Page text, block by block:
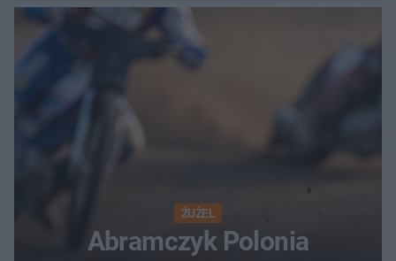
ostatnią porażkę?
ŻUŻEL
Abramczyk Polonia